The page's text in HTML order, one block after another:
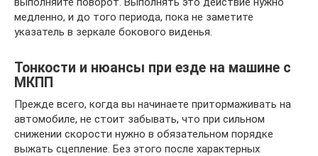
медленно, и до того периода, пока не заметите
указатель в зеркале бокового виденья.
Тонкости и нюансы при езде на машине с
МКПП
Прежде всего, когда вы начинаете притормаживать на
автомобиле, не стоит забывать, что при сильном
снижении скорости нужно в обязательном порядке
выжать сцепление. Без этого после характерных